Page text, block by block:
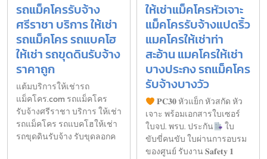
รถแม็คโครรับจ้าง
ศรีราชา บริการ ให้เช่า
รถแม็คโคร รถแบคโฮ
ให้เช่า รถขุดดินรับจ้าง
ราคาถูก
แต้มบริการให้เช่ารถ
แม็คโคร.com รถแม็คโคร
รับจ้างศรีราชา บริการ ให้เช่า
รถแม็คโคร รถแบคโฮให้เช่า
รถขุดดินรับจ้าง รับขุดลอกค
ให้เช่าแม็คโครหัวเจาะ
แม็คโครรับจ้างแปดริ้ว
แมคโครให้เช่าท่า
สะอ้าน แมคโครให้เช่า
บางประกง รถแม็คโคร
รับจ้างบางวัว
𝐏𝐂𝟑𝟎 หัวแย็ก หัวสกัด หัว
เจาะ พร้อมเอกสารใบเซอร์
ใบจป. พรบ. ประกัน
ใบ
ขับขี่คนขับ ใบผ่านการอบรม
ของศูนย์ รับงาน 𝐒𝐚𝐟𝐞𝐭𝐲 𝟏